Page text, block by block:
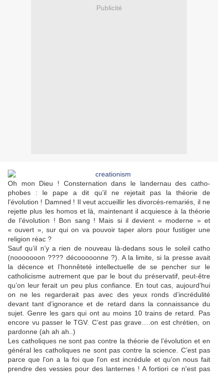
Publicité
Oh mon Dieu ! Consternation dans le landernau des catho-
phobes : le pape a dit qu’il ne rejetait pas la théorie de
l’évolution ! Damned ! Il veut accueillir les divorcés-remariés, il ne
rejette plus les homos et là, maintenant il acquiesce à la théorie
de l’évolution ! Bon sang ! Mais si il devient « moderne » et
« ouvert », sur qui on va pouvoir taper alors pour fustiger une
religion réac ?
Sauf qu’il n’y a rien de nouveau là-dedans sous le soleil catho
(nooooooon ???? décooooonne ?). A la limite, si la presse avait
la décence et l’honnêteté intellectuelle de se pencher sur le
catholicisme autrement que par le bout du préservatif, peut-être
qu’on leur ferait un peu plus confiance. En tout cas, aujourd’hui
on ne les regarderait pas avec des yeux ronds d’incrédulité
devant tant d’ignorance et de retard dans la connaissance du
sujet. Genre les gars qui ont au moins 10 trains de retard. Pas
encore vu passer le TGV. C’est pas grave….on est chrétien, on
pardonne (ah ah ah..)
Les catholiques ne sont pas contre la théorie de l’évolution et en
général les catholiques ne sont pas contre la science. C’est pas
parce que l'on a la foi que l'on est incrédule et qu’on nous fait
prendre des vessies pour des lanternes ! A fortiori ce n'est pas